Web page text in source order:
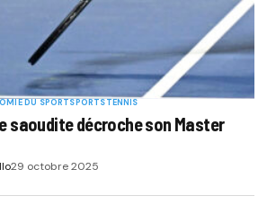
DU SPORTSPORTSTENNIS
saoudite décroche son Master
29 octobre 2025